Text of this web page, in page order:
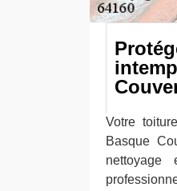
Votre
Basque